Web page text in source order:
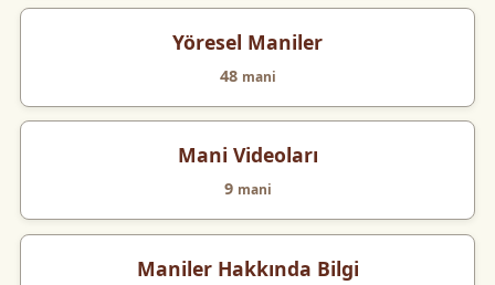
Yöresel Maniler
48 mani
Mani Videoları
9 mani
Maniler Hakkında Bilgi